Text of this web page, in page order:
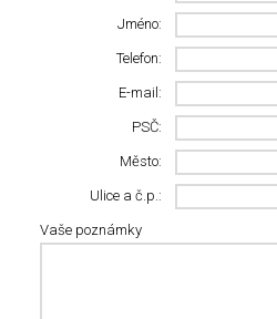
Jméno:
Telefon:
E-mail:
PSČ:
Město:
Ulice a č.p.:
Vaše poznámky